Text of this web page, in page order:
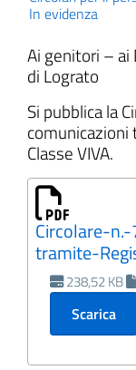
In evidenza
Ai genitori – ai
di Lograto
Si pubblica la
Classe VIVA.
Circolare-
tramite-
238,52 KB
Scarica